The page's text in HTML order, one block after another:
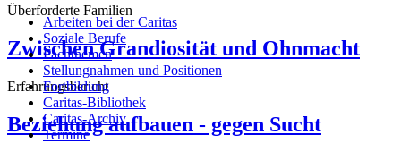
Überforderte Familien
Zwischen Grandiosität und Ohnmacht
Erfahrungsbericht
Beziehung aufbauen - gegen Sucht
Arbeiten bei der Caritas
Soziale Berufe
Fachthemen
Stellungnahmen und Positionen
Fortbildung
Caritas-Bibliothek
Caritas-Archiv
Termine